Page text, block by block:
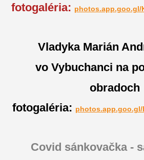
fotogaléria: photos.app.goo.gl/
Vladyka Marián
vo Vybuchanci na
obradoch
fotogaléria: photos.app.goo.gl/
Covid sánkovačka -